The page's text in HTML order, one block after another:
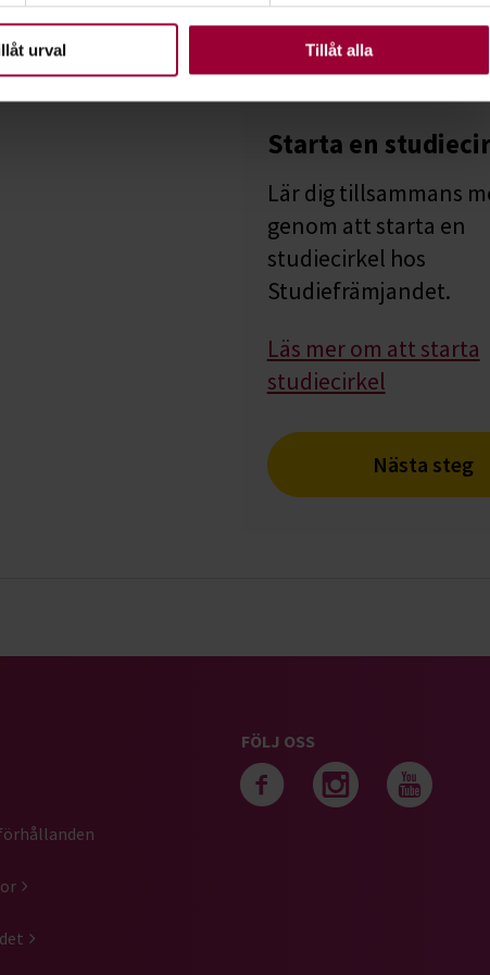
vi kakor (cookies) på vår webbplats. Vissa kakor är
urval Tillåt alla
Läs artikeln i vår
Starta en
Lär dig tillsammans
genom att starta en
studiecirkel hos
Studiefrämjandet.
Läs mer om att starta
studiecirkel
Nästa steg
FÖLJ OSS
Följ oss på
Följ oss
Följ